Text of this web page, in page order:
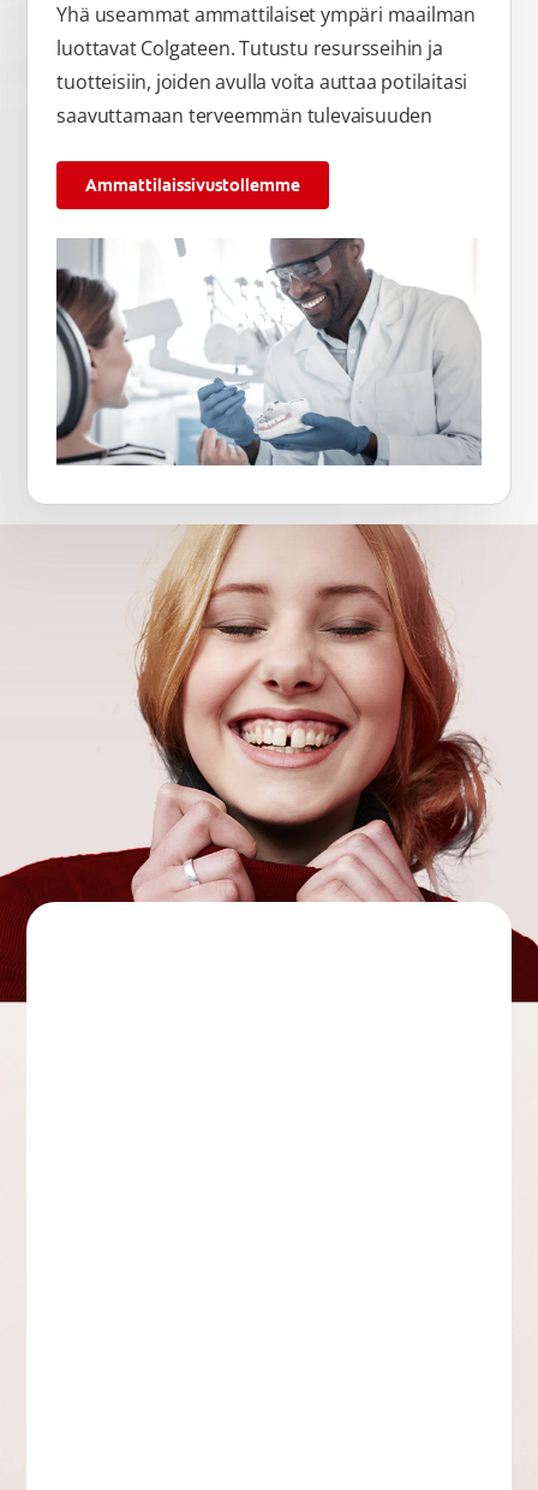
Yhä useammat ammattilaiset ympäri maailman
luottavat Colgateen. Tutustu resursseihin ja
tuotteisiin, joiden avulla voita auttaa potilaitasi
saavuttamaan terveemmän tulevaisuuden
Ammattilaissivustollemme